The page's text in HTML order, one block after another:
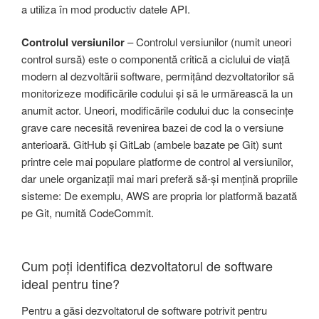
a utiliza în mod productiv datele API.
Controlul versiunilor– Controlul versiunilor (numit uneori
control sursă) este o componentă critică a ciclului de viață
modern al dezvoltării software, permițând dezvoltatorilor să
monitorizeze modificările codului și să le urmărească la un
anumit actor. Uneori, modificările codului duc la consecințe
grave care necesită revenirea bazei de cod la o versiune
anterioară. GitHub și GitLab (ambele bazate pe Git) sunt
printre cele mai populare platforme de control al versiunilor,
dar unele organizații mai mari preferă să-și mențină propriile
sisteme: De exemplu, AWS are propria lor platformă bazată
pe Git, numită CodeCommit.
Cum poți identifica dezvoltatorul de software
ideal pentru tine?
Pentru a găsi dezvoltatorul de software potrivit pentru